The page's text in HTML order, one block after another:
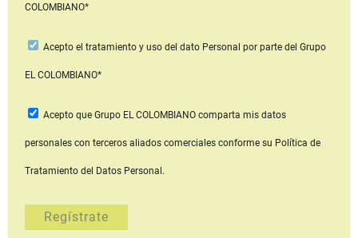
COLOMBIANO*
Acepto el tratamiento y uso del dato Personal por parte del Grupo
EL COLOMBIANO*
Acepto que Grupo EL COLOMBIANOcomparta mis datos
personales con terceros aliados comerciales conforme su Política de
Tratamiento del Datos Personal.